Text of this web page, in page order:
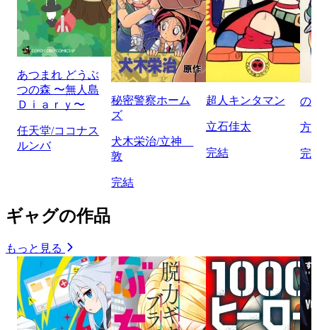
あつまれ どうぶ
つの森 〜無人島
Ｄｉａｒｙ〜
任天堂/ココナス
ルンバ
秘密警察ホーム
ズ
犬木栄治/立神
敦
完結
超人キンタマン
立石佳太
完結
の
方
完
ギャグの作品
もっと見る